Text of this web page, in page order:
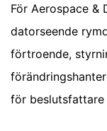
För Aerospace &
datorseende
förtroende,
för beslutsfattare